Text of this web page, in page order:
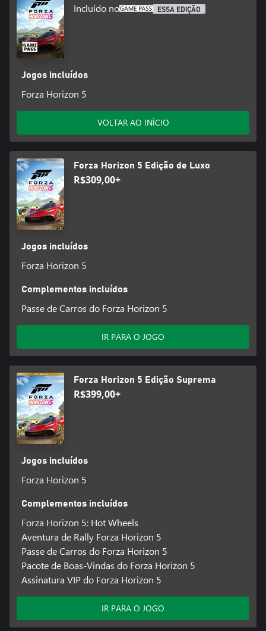
Incluído no ESSA EDIÇÃO
Jogos incluídos
Forza Horizon 5
VOLTAR AO INÍCIO
Forza Horizon 5 Edição de Luxo
R$309,00+
Jogos incluídos
Forza Horizon 5
Complementos incluídos
Passe de Carros do Forza Horizon 5
IR PARA O JOGO
Forza Horizon 5 Edição Suprema
R$399,00+
Jogos incluídos
Forza Horizon 5
Complementos incluídos
Forza Horizon 5: Hot Wheels
Aventura de Rally Forza Horizon 5
Passe de Carros do Forza Horizon 5
Pacote de Boas-Vindas do Forza Horizon 5
Assinatura VIP do Forza Horizon 5
IR PARA O JOGO